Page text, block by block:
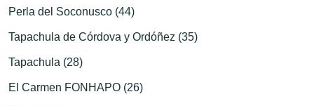
Perla del Soconusco (44)
Tapachula de Córdova y Ordóñez (35)
Tapachula (28)
El Carmen FONHAPO (26)